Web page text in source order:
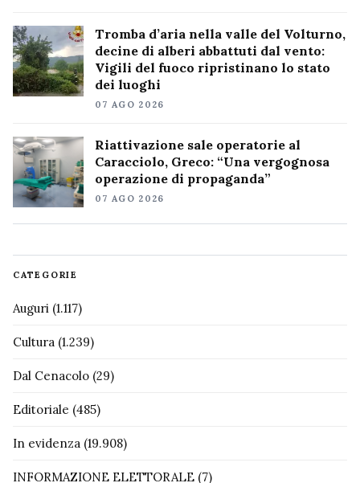
Tromba d’aria nella valle del Volturno,
decine di alberi abbattuti dal vento:
Vigili del fuoco ripristinano lo stato
dei luoghi
07 AGO 2026
Riattivazione sale operatorie al
Caracciolo, Greco: “Una vergognosa
operazione di propaganda”
07 AGO 2026
CATEGORIE
Auguri (1.117)
Cultura (1.239)
Dal Cenacolo (29)
Editoriale (485)
In evidenza (19.908)
INFORMAZIONE ELETTORALE (7)